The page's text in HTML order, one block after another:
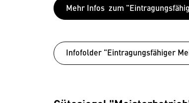
Mehr Infos zum
Infofolder "Eintragungsfähiger